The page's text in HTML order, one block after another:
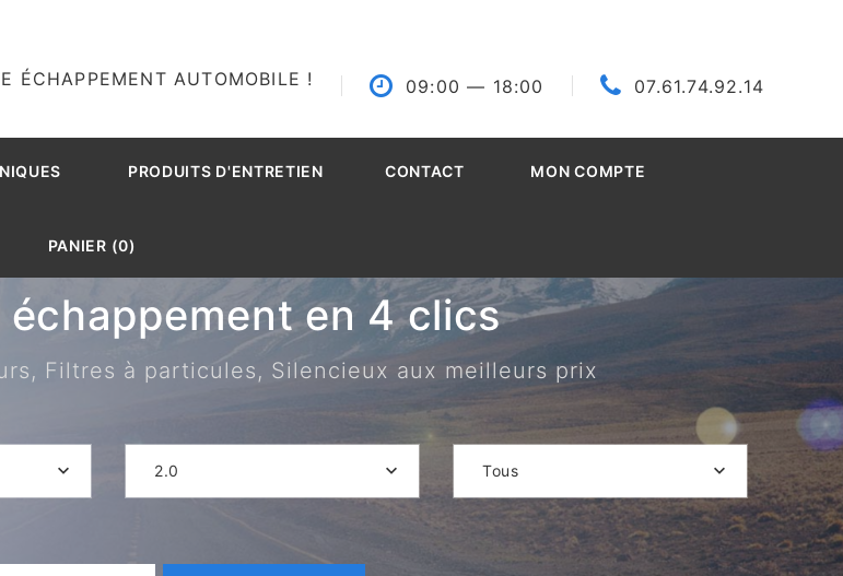
ÉCHAPPEMENT AUTOMOBILE ! 09:00 — 18:00 07.61.74.92.14
PRODUITS D'ENTRETIEN CONTACT MON COMPTE
PANIER (0)
en 4 clics
Filtres à particules, Silencieux aux meilleurs prix
2.0 Tous